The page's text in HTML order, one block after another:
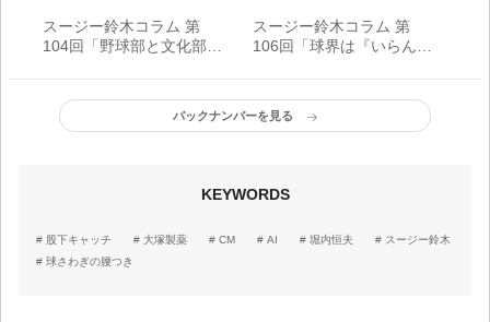
スージー鈴木コラム 第
104回「野球部と文化部の
る」
スージー鈴木コラム 第
106回「球界は『いらんこ
る」
バックナンバーを見る
KEYWORDS
股下キャッチ 大塚製薬 CM AI 堀内恒夫
スージー鈴木
球さわぎの腰つき